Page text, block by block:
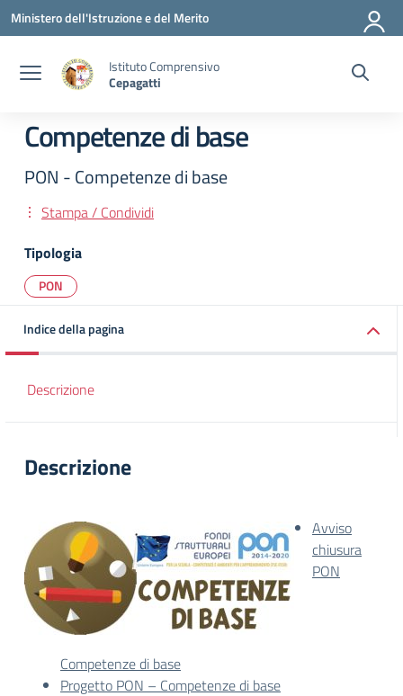
Vai ai contenuti
Vai al menu di navigazione
Vai al footer
Ministero dell'Istruzione e del Merito
Istituto Comprensivo
Cepagatti
Competenze di base
PON - Competenze di base
Stampa / Condividi
Tipologia
PON
Indice della pagina
Descrizione
Descrizione
Avviso
chiusura
PON
Competenze di base
Progetto PON – Competenze di base